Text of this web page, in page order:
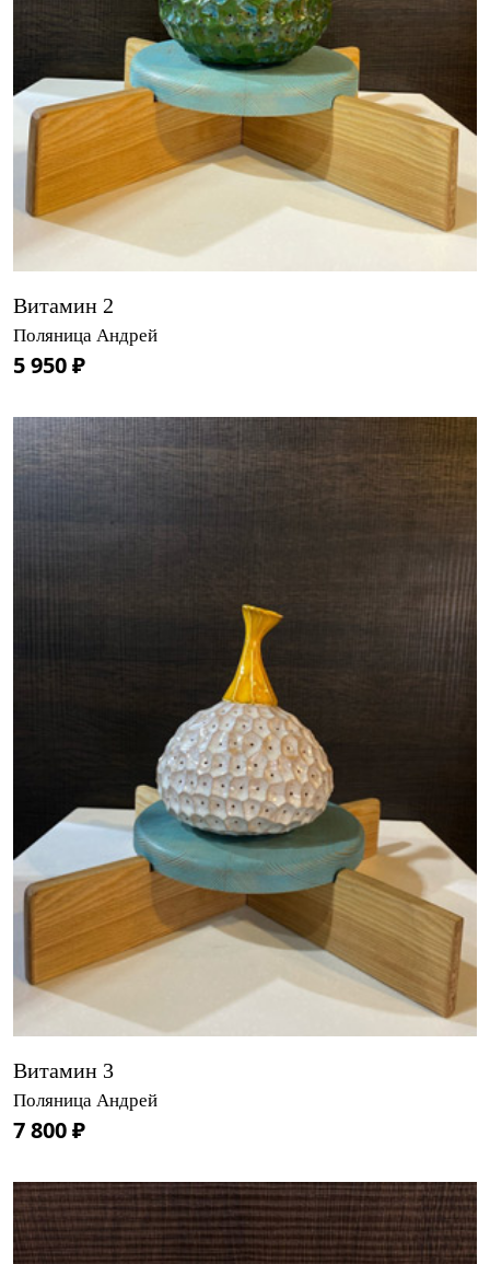
Витамин 2
Поляница Андрей
5 950 ₽
Витамин 3
Поляница Андрей
7 800 ₽